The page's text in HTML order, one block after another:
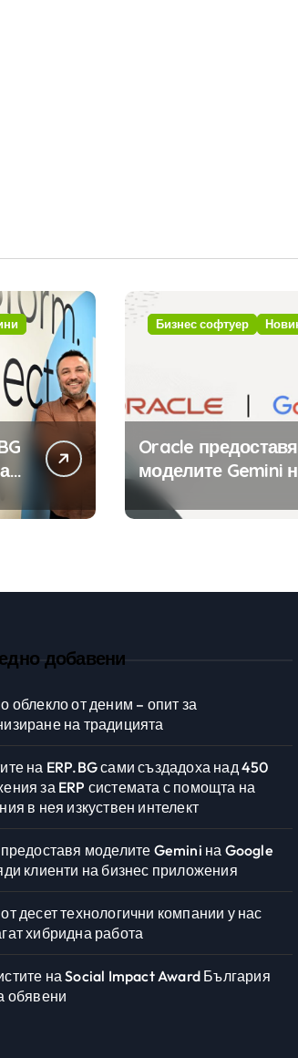
Бизнес софтуер
Oracle предоставя
моделите Gemini
Google на хиляди
клиенти на бизнес
добавени
облекло от деним – опит за
на традицията
на ERP.BG сами създадоха над 450
за ERP системата с помощта на
в нея изкуствен интелект
моделите Gemini на Google
клиенти на бизнес приложения
десет технологични компании у нас
хибридна работа
на Social Impact Award България
обявени
развитие